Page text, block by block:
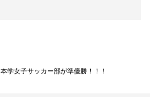
本学女子サッカー部が準優勝！！！